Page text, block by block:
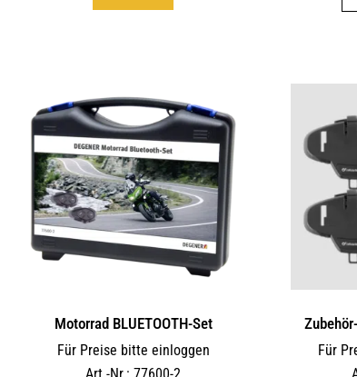
Motorrad BLUETOOTH-Set
Für Preise bitte einloggen
Für